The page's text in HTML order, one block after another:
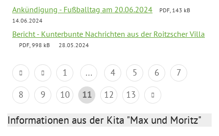
Ankündigung - Fußballtag am 20.06.2024
PDF, 143 kB
14.06.2024
Bericht - Kunterbunte Nachrichten aus der Roitzscher Villa
PDF, 998 kB 28.05.2024
1 ... 4 5 6
7
8
9 10 11 12 13
Informationen aus der Kita "Max und Moritz"